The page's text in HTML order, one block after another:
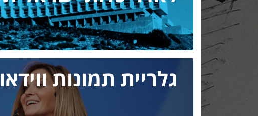
גלריית תמונות ווידאו